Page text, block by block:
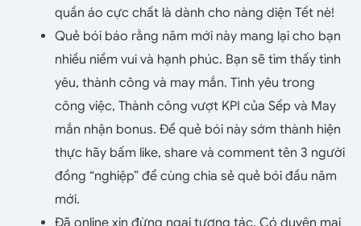
quần áo cực chất là dành cho nàng diện Tết nè!
Quẻ bói báo rằng năm mới này mang lại cho bạn
nhiều niềm vui và hạnh phúc. Bạn sẽ tìm thấy tình
yêu, thành công và may mắn. Tình yêu trong
công việc, Thành công vượt KPI của Sếp và May
mắn nhận bonus. Để quẻ bói này sớm thành hiện
thực hãy bấm like, share và comment tên 3 người
đồng “nghiệp” để cùng chia sẻ quẻ bói đầu năm
mới.
Đã online xin đừng ngại tương tác. Có duyên mai